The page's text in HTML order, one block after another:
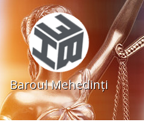
Baroul Mehedinţi